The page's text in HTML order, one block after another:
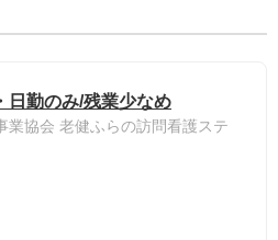
日勤のみ/残業少なめ
業協会 老健ふらの訪問看護ステ